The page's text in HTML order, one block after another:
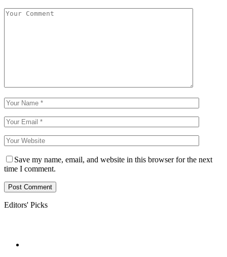
Save my name, email, and website in this browser for the next
time I comment.
Editors' Picks